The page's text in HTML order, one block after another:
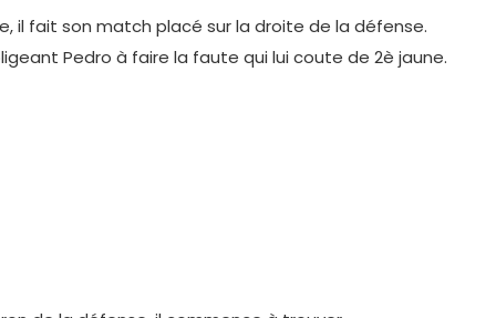
il fait son match placé sur la droite de la défense.
Pedro à faire la faute qui lui coute de 2è jaune.